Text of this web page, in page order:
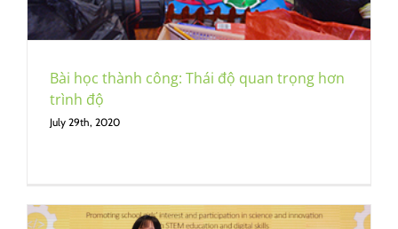
Bài học thành công: Thái độ quan trọng hơn
trình độ
July 29th, 2020